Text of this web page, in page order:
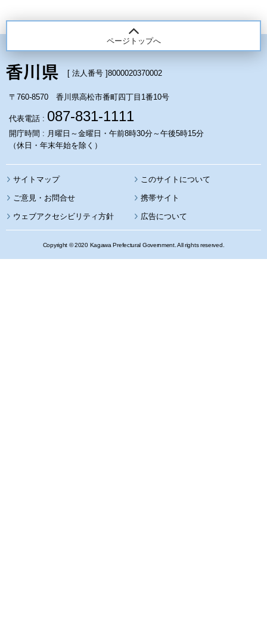
ページトップへ
[ 法人番号 ]8000020370002
〒760-8570 香川県高松市番町四丁目1番10号
代表電話 : 087-831-1111
開庁時間 : 月曜日～金曜日・午前8時30分～午後5時15分
（休日・年末年始を除く）
サイトマップ このサイトについて
携帯サイト
ウェブアクセシビリティ方針 広告について
Copyright © 2020 Kagawa Prefectural Government. All rights reserved.